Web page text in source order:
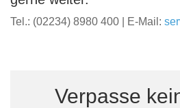
Tel.: (02234) 8980 400 | E-Mail:
Verpasse